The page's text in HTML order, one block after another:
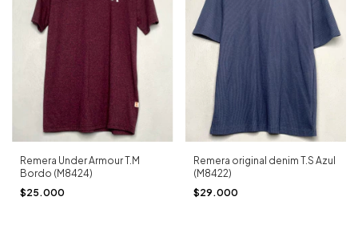
Remera Under Armour T.M
Bordo (M8424)
$25.000
Remera original denim T.S Azul
(M8422)
$29.000